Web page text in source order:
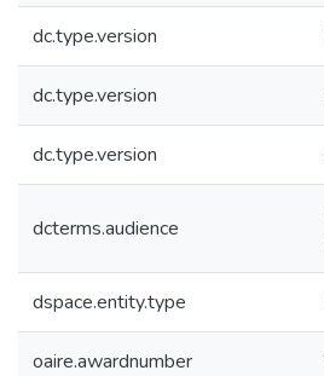
dc.type.version
dc.type.version
dc.type.version
dcterms.audience
dspace.entity.type
oaire.awardnumber